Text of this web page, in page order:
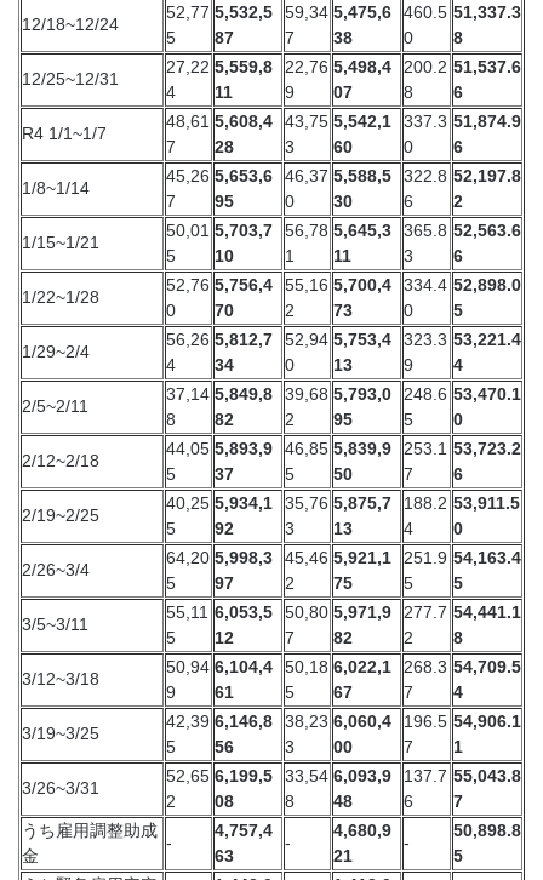
12/18~12/24
52,77
5
5,532,5
87
59,34
7
5,475,6
38
460.5
0
51,337.3
8
12/25~12/31
27,22
4
5,559,8
11
22,76
9
5,498,4
07
200.2
8
51,537.6
6
R4 1/1~1/7
48,61
7
5,608,4
28
43,75
3
5,542,1
60
337.3
0
51,874.9
6
1/8~1/14
45,26
7
5,653,6
95
46,37
0
5,588,5
30
322.8
6
52,197.8
2
1/15~1/21
50,01
5
5,703,7
10
56,78
1
5,645,3
11
365.8
3
52,563.6
6
1/22~1/28
52,76
0
5,756,4
70
55,16
2
5,700,4
73
334.4
0
52,898.0
5
1/29~2/4
56,26
4
5,812,7
34
52,94
0
5,753,4
13
323.3
9
53,221.4
4
2/5~2/11
37,14
8
5,849,8
82
39,68
2
5,793,0
95
248.6
5
53,470.1
0
2/12~2/18
44,05
5
5,893,9
37
46,85
5
5,839,9
50
253.1
7
53,723.2
6
2/19~2/25
40,25
5
5,934,1
92
35,76
3
5,875,7
13
188.2
4
53,911.5
0
2/26~3/4
64,20
5
5,998,3
97
45,46
2
5,921,1
75
251.9
5
54,163.4
5
3/5~3/11
55,11
5
6,053,5
12
50,80
7
5,971,9
82
277.7
2
54,441.1
8
3/12~3/18
50,94
9
6,104,4
61
50,18
5
6,022,1
67
268.3
7
54,709.5
4
3/19~3/25
42,39
5
6,146,8
56
38,23
3
6,060,4
00
196.5
7
54,906.1
1
3/26~3/31
52,65
2
6,199,5
08
33,54
8
6,093,9
48
137.7
6
55,043.8
7
うち雇用調整助成
金
-
4,757,4
63
-
4,680,9
21
-
50,898.8
5